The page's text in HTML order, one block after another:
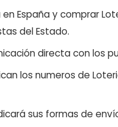
España y comprar
del Estado.
directa con los
los numeros de
sus formas de